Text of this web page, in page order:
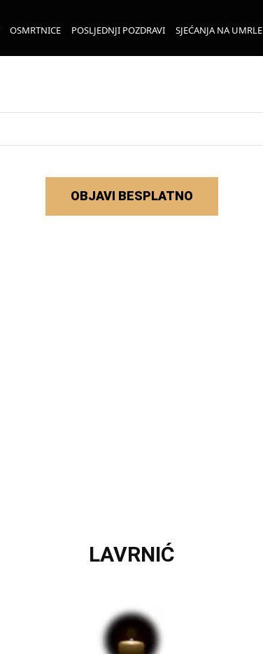
OSMRTNICE POSLJEDNJI POZDRAVI SJEĆANJA NA UMRLE
OBJAVI BESPLATNO
LAVRNIĆ